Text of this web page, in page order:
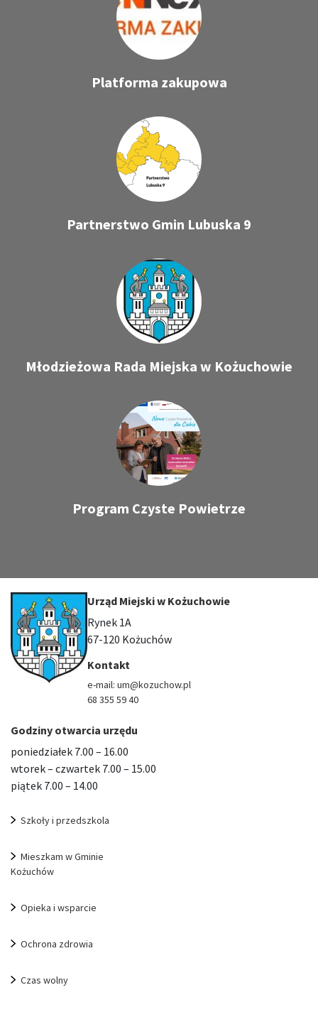
Platforma zakupowa
Partnerstwo Gmin Lubuska 9
Młodzieżowa Rada Miejska w Kożuchowie
Program Czyste Powietrze
Urząd Miejski w Kożuchowie
Rynek 1A
67-120 Kożuchów
Kontakt
e-mail: um@kozuchow.pl
68 355 59 40
Godziny otwarcia urzędu
poniedziałek 7.00 – 16.00
wtorek – czwartek 7.00 – 15.00
piątek 7.00 – 14.00
Szkoły i przedszkola
Mieszkam w Gminie
Kożuchów
Opieka i wsparcie
Ochrona zdrowia
Czas wolny